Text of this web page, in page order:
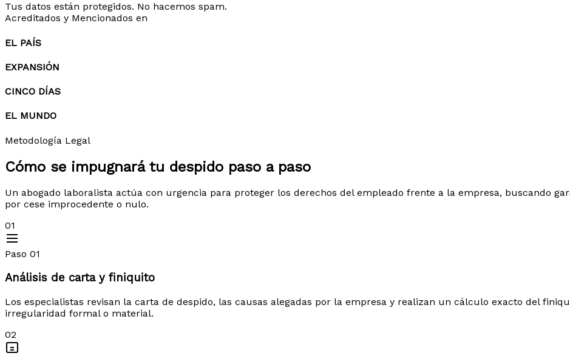
Tus datos están protegidos. No hacemos spam.
Acreditados y Mencionados en
EL PAÍS
EXPANSIÓN
CINCO DÍAS
EL MUNDO
Metodología Legal
Cómo se impugnará tu despido paso a paso
Un abogado laboralista actúa con urgencia para proteger los derechos del empleado frente a la empresa, buscando
por cese improcedente o nulo.
01
Paso 01
Análisis de carta y finiquito
Los especialistas revisan la carta de despido, las causas alegadas por la empresa y realizan un cálculo exacto del
irregularidad formal o material.
02